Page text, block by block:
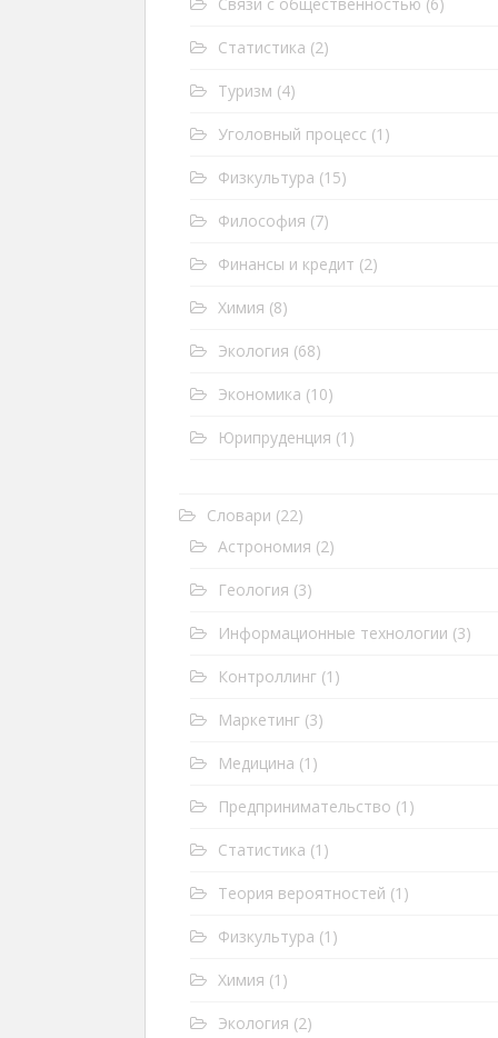
Статистика (2)
Туризм (4)
Уголовный процесс (1)
Физкультура (15)
Философия (7)
Финансы и кредит (2)
Химия (8)
Экология (68)
Экономика (10)
Юрипруденция (1)
Словари (22)
Астрономия (2)
Геология (3)
Информационные технологии (3)
Контроллинг (1)
Маркетинг (3)
Медицина (1)
Предпринимательство (1)
Статистика (1)
Теория вероятностей (1)
Физкультура (1)
Химия (1)
Экология (2)